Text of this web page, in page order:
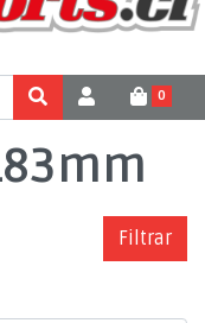
0
Filtrar